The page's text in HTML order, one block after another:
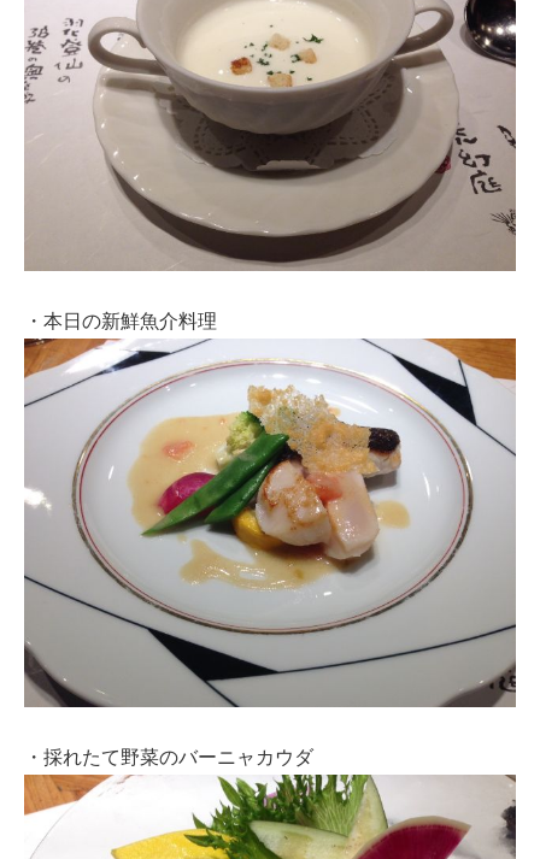
・本日の新鮮魚介料理
・採れたて野菜のバーニャカウダ